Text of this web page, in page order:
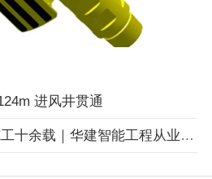
进风井贯通
余载｜华建智能工程从业经验简述